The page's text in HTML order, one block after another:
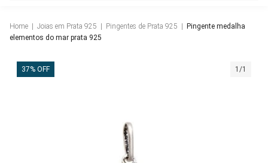
Home Joias em Prata 925 Pingentes de Prata 925
Pingente medalha
elementos do mar prata 925
37% OFF 1/1